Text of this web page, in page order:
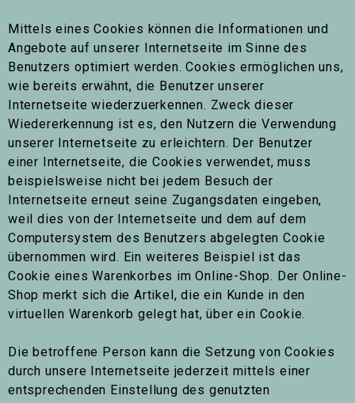
Mittels eines Cookies können die Informationen und
Angebote auf unserer Internetseite im Sinne des
Benutzers optimiert werden. Cookies ermöglichen uns,
wie bereits erwähnt, die Benutzer unserer
Internetseite wiederzuerkennen. Zweck dieser
Wiedererkennung ist es, den Nutzern die Verwendung
unserer Internetseite zu erleichtern. Der Benutzer
einer Internetseite, die Cookies verwendet, muss
beispielsweise nicht bei jedem Besuch der
Internetseite erneut seine Zugangsdaten eingeben,
weil dies von der Internetseite und dem auf dem
Computersystem des Benutzers abgelegten Cookie
übernommen wird. Ein weiteres Beispiel ist das
Cookie eines Warenkorbes im Online-Shop. Der Online-
Shop merkt sich die Artikel, die ein Kunde in den
virtuellen Warenkorb gelegt hat, über ein Cookie.
Die betroffene Person kann die Setzung von Cookies
durch unsere Internetseite jederzeit mittels einer
entsprechenden Einstellung des genutzten